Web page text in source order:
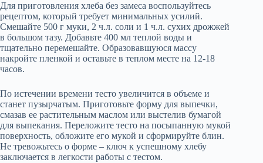
Для приготовления хлеба без замеса воспользуйтесь
рецептом, который требует минимальных усилий.
Смешайте 500 г муки, 2 ч.л. соли и 1 ч.л. сухих дрожжей
в большом тазу. Добавьте 400 мл теплой воды и
тщательно перемешайте. Образовавшуюся массу
накройте пленкой и оставьте в теплом месте на 12-18
часов.
По истечении времени тесто увеличится в объеме и
станет пузырчатым. Приготовьте форму для выпечки,
смазав ее растительным маслом или выстелив бумагой
для выпекания. Переложите тесто на посыпанную мукой
поверхность, обложите его мукой и сформируйте блин.
Не тревожьтесь о форме – ключ к успешному хлебу
заключается в легкости работы с тестом.